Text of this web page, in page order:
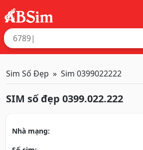
Sim Số Đẹp Sim 0399022222
SIM số đẹp 0399.022.222
Nhà mạng: